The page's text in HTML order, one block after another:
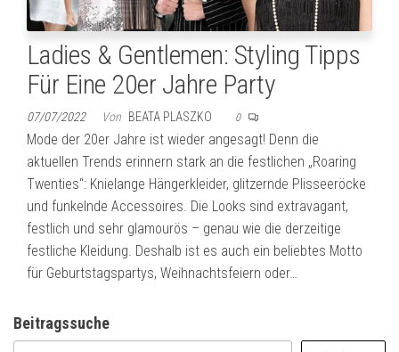
Ladies & Gentlemen: Styling Tipps
Für Eine 20er Jahre Party
07/07/2022 Von BEATA PLASZKO 0
Mode der 20er Jahre ist wieder angesagt! Denn die
aktuellen Trends erinnern stark an die festlichen „Roaring
Twenties“: Knielange Hängerkleider, glitzernde Plisseeröcke
und funkelnde Accessoires. Die Looks sind extravagant,
festlich und sehr glamourös – genau wie die derzeitige
festliche Kleidung. Deshalb ist es auch ein beliebtes Motto
für Geburtstagspartys, Weihnachtsfeiern oder…
Beitragssuche